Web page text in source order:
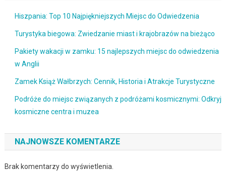
Hiszpania: Top 10 Najpiękniejszych Miejsc do Odwiedzenia
Turystyka biegowa: Zwiedzanie miast i krajobrazów na bieżąco
Pakiety wakacji w zamku: 15 najlepszych miejsc do odwiedzenia
w Anglii
Zamek Książ Wałbrzych: Cennik, Historia i Atrakcje Turystyczne
Podróże do miejsc związanych z podróżami kosmicznymi: Odkryj
kosmiczne centra i muzea
NAJNOWSZE KOMENTARZE
Brak komentarzy do wyświetlenia.